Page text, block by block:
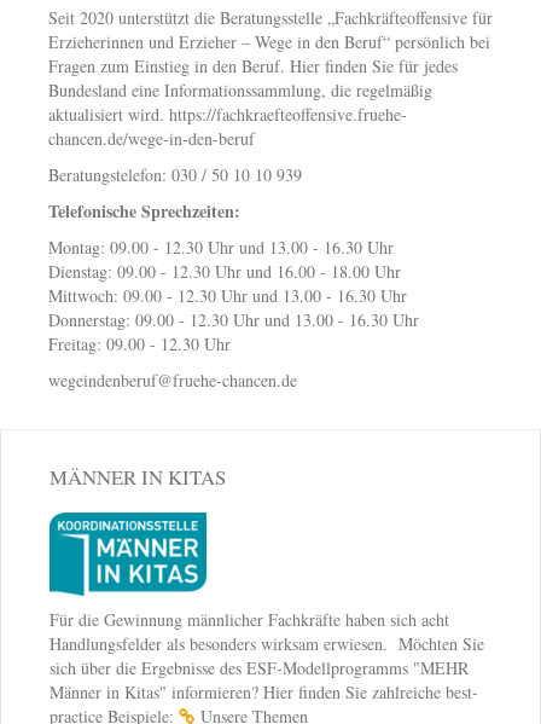
Seit 2020 unterstützt die Beratungsstelle „Fachkräfteoffensive für
Erzieherinnen und Erzieher – Wege in den Beruf“ persönlich bei
Fragen zum Einstieg in den Beruf. Hier finden Sie für jedes
Bundesland eine Informationssammlung, die regelmäßig
aktualisiert wird. https://fachkraefteoffensive.fruehe-
chancen.de/wege-in-den-beruf
Beratungstelefon: 030 / 50 10 10 939
Telefonische Sprechzeiten:
Montag: 09.00 - 12.30 Uhr und 13.00 - 16.30 Uhr
Dienstag: 09.00 - 12.30 Uhr und 16.00 - 18.00 Uhr
Mittwoch: 09.00 - 12.30 Uhr und 13.00 - 16.30 Uhr
Donnerstag: 09.00 - 12.30 Uhr und 13.00 - 16.30 Uhr
Freitag: 09.00 - 12.30 Uhr
wegeindenberuf@fruehe-chancen.de
MÄNNER IN KITAS
Für die Gewinnung männlicher Fachkräfte haben sich acht
Handlungsfelder als besonders wirksam erwiesen. Möchten Sie
sich über die Ergebnisse des ESF-Modellprogramms "MEHR
Männer in Kitas" informieren? Hier finden Sie zahlreiche best-
practice Beispiele:
Unsere Themen